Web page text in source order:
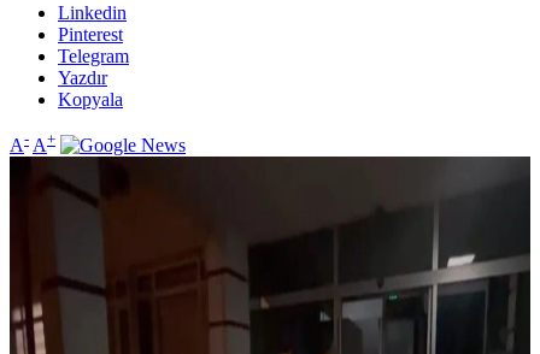
Linkedin
Pinterest
Telegram
Yazdır
Kopyala
A- A+